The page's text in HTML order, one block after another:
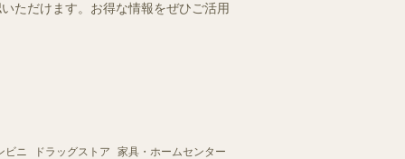
ただけます。お得な情報をぜひご活用
ビニ ドラッグストア
家具・ホームセンター